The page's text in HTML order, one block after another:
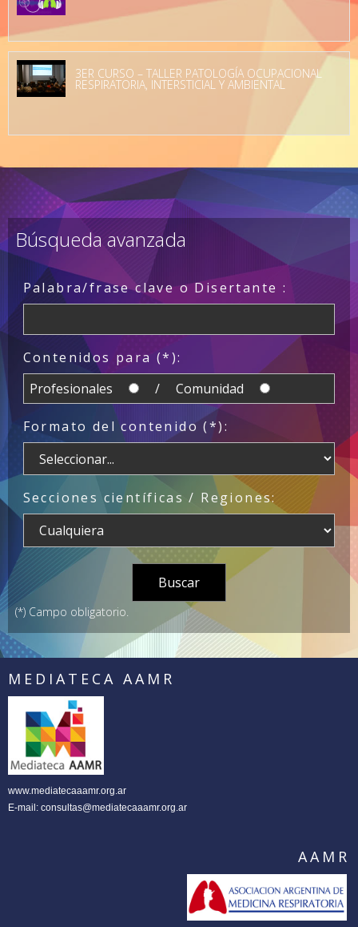
3ER CURSO – TALLER PATOLOGÍA OCUPACIONAL
RESPIRATORIA, INTERSTICIAL Y AMBIENTAL
Búsqueda avanzada
Palabra/frase clave o Disertante :
Contenidos para (*):
Profesionales
/ Comunidad
Formato del contenido (*):
Secciones científicas / Regiones:
(*) Campo obligatorio.
MEDIATECA AAMR
www.mediatecaaamr.org.ar
E-mail: consultas@mediatecaaamr.org.ar
AAMR